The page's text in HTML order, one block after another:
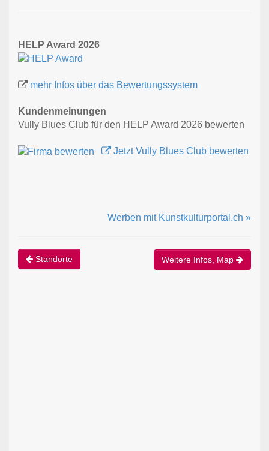
HELP Award 2026
mehr Infos über das Bewertungssystem
Kundenmeinungen
Vully Blues Club für den HELP Award 2026 bewerten
Jetzt Vully Blues Club bewerten
Werben mit Kunstkulturportal.ch »
Standorte Weitere Infos, Map